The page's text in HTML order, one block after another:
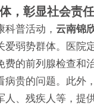
，彰显社会责
科普活动，云南锦
爱弱势群体。医院
费的前列腺检查和
病贵的问题。此外
人、残疾人等，提